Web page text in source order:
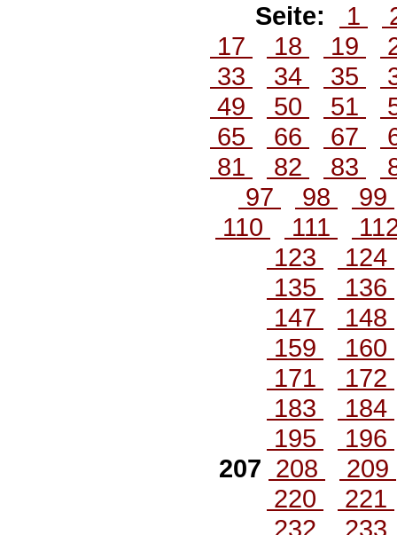
Seite: 1
17
18 19
33
34 35
49
50 51
65
66 67
81
82 83
97
98
99
110
111
123
124
135
136
147
148
159
160
171
172
183
184
195
196
207 208
209
220
221
232
233